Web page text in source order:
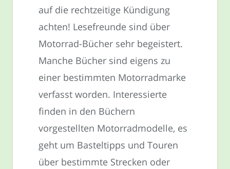
auf die rechtzeitige Kündigung
achten! Lesefreunde sind über
Motorrad-Bücher sehr begeistert.
Manche Bücher sind eigens zu
einer bestimmten Motorradmarke
verfasst worden. Interessierte
finden in den Büchern
vorgestellten Motorradmodelle, es
geht um Basteltipps und Touren
über bestimmte Strecken oder